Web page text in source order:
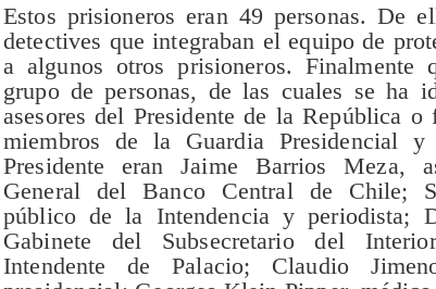
Estos prisioneros eran 49 personas. De
detectives que integraban el equipo de
a algunos otros prisioneros. Finalmente
grupo de personas, de las cuales se ha
asesores del Presidente de la República
miembros de la Guardia Presidencial
Presidente eran Jaime Barrios Meza,
General del Banco Central de Chile;
público de la Intendencia y periodista;
Gabinete del Subsecretario del
Intendente de Palacio; Claudio